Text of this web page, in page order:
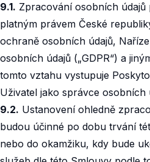
9.1. Zpracování osobních
platným právem České
ochraně osobních údajů,
osobních údajů („GDPR“) a
tomto vztahu vystupuje
Uživatel jako správce osobních
9.2. Ustanovení ohledně
budou účinné po dobu trvání
nebo do okamžiku, kdy bude